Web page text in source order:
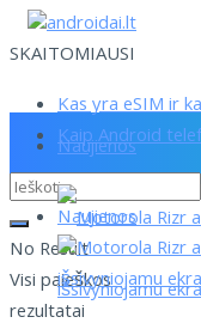
SKAITOMIAUSI
Kas yra eSIM ir
Kaip Android
No Result
Visi paieškos
rezultatai
Naujienos
Naujienos